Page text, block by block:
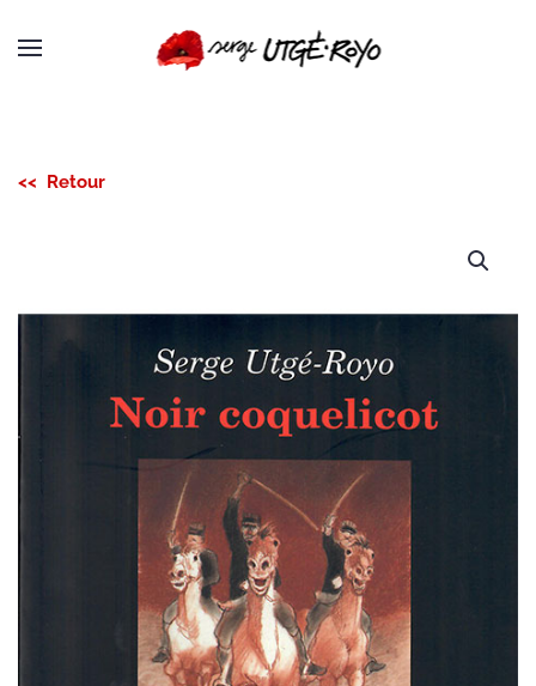
Passer au contenu principal
<< Retour